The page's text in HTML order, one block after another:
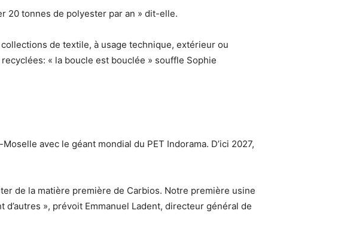
20 tonnes de polyester par an » dit-elle.
de textile, à usage technique, extérieur ou
« la boucle est bouclée » souffle Sophie
avec le géant mondial du PET Indorama. D’ici 2027,
de la matière première de Carbios. Notre première usine
», prévoit Emmanuel Ladent, directeur général de